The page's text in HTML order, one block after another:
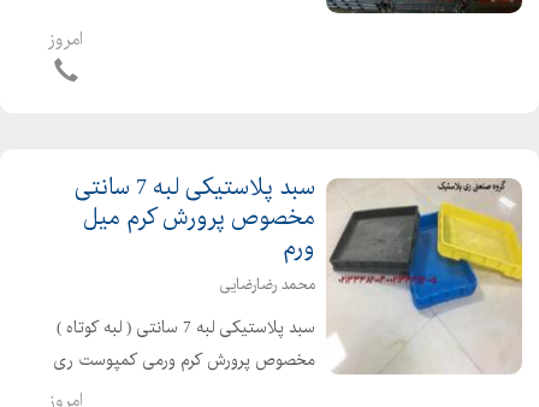
کنید گروه صنعتی ری پلاستیک: ۰۲۱۳۳۳۸۲۰۰۶
امروز
سبد پلاستیکی لبه 7 سانتی
مخصوص پرورش کرم میل
ورم
محمد رضارضایی
سبد پلاستیکی لبه 7 سانتی ( لبه کوتاه )
مخصوص پرورش کرم ورمی کمپوست ری
پلاستیک تنها تولید کننده سبدهای لبه